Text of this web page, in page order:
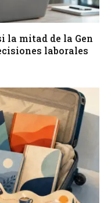
la mitad de la Gen
laborales